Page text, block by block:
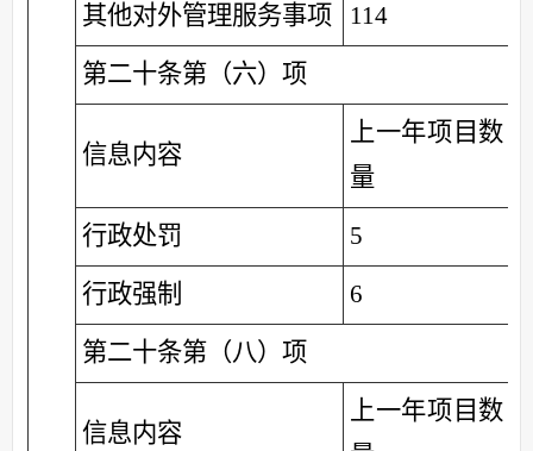
其他对外管理服务事项 114
第二十条第（六）项
信息内容
上一年项目数
量
行政处罚 5
行政强制 6
第二十条第（八）项
信息内容
上一年项目数